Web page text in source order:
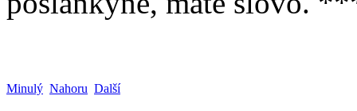
Minulý Nahoru Další